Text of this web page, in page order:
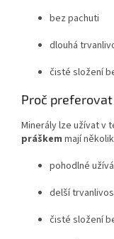
bez pachuti
dlouhá
čisté složení
Proč
Minerály lze užívat v
práškem mají
pohodlné
delší
čisté složení